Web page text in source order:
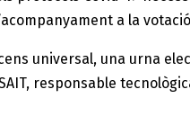
a la
universal, una urna
responsable